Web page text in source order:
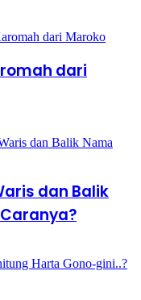
dari
dan Balik